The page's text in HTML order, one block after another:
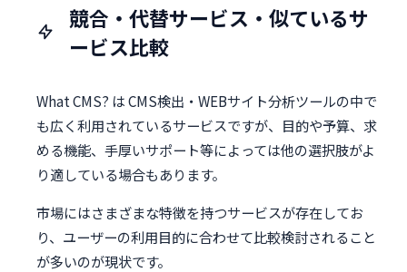
競合・代替サービス・似ているサ
ービス比較
What CMS? は CMS検出・WEBサイト分析ツールの中で
も広く利用されているサービスですが、目的や予算、求
める機能、手厚いサポート等によっては他の選択肢がよ
り適している場合もあります。
市場にはさまざまな特徴を持つサービスが存在してお
り、ユーザーの利用目的に合わせて比較検討されること
が多いのが現状です。